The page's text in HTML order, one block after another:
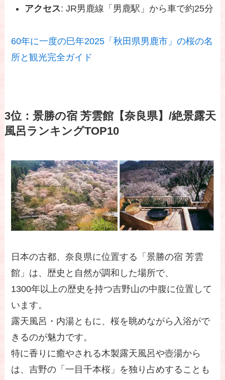
アクセス: JR男鹿線「男鹿駅」から車で約25分
60年に一度の巳年2025「秋田県男鹿市」の桜の名
所と観光完全ガイド
3位：景勝の宿 芳雲館【奈良県】/絶景露天
風呂ランキングTOP10
日本の古都、奈良県に位置する「景勝の宿 芳雲
館」は、歴史と自然が調和した場所で、
1300年以上の歴史を持つ吉野山の中腹に位置して
います。
露天風呂・内湯ともに、桜を眺めながら入浴がで
きるのが魅力です。
特に香りに癒やされる木製露天風呂や壺湯から
は、吉野の「一目千本桜」を独り占めすることも